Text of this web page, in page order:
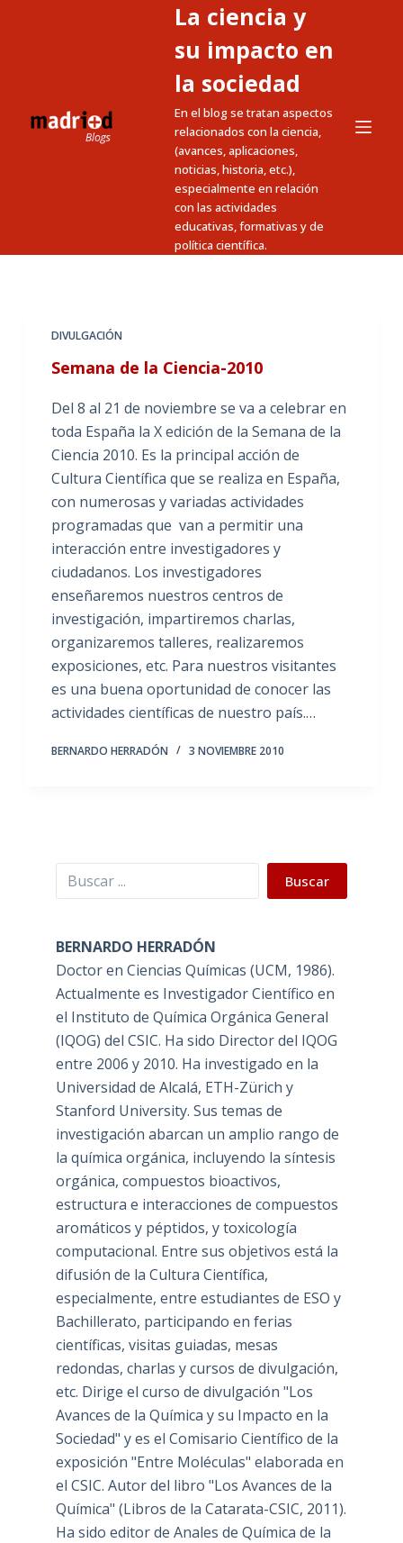
n
La ciencia y
su impacto en
la sociedad
En el blog se tratan aspectos
relacionados con la ciencia,
(avances, aplicaciones,
noticias, historia, etc.),
especialmente en relación
con las actividades
educativas, formativas y de
política científica.
DIVULGACIÓN
Semana de la Ciencia-2010
Del 8 al 21 de noviembre se va a celebrar en
toda España la X edición de la Semana de la
Ciencia 2010. Es la principal acción de
Cultura Científica que se realiza en España,
con numerosas y variadas actividades
programadas que van a permitir una
interacción entre investigadores y
ciudadanos. Los investigadores
enseñaremos nuestros centros de
investigación, impartiremos charlas,
organizaremos talleres, realizaremos
exposiciones, etc. Para nuestros visitantes
es una buena oportunidad de conocer las
actividades científicas de nuestro país.…
BERNARDO HERRADÓN 3 NOVIEMBRE 2010
Buscar Buscar
BERNARDO HERRADÓN
Doctor en Ciencias Químicas (UCM, 1986).
Actualmente es Investigador Científico en
el Instituto de Química Orgánica General
(IQOG) del CSIC. Ha sido Director del IQOG
entre 2006 y 2010. Ha investigado en la
Universidad de Alcalá, ETH-Zürich y
Stanford University. Sus temas de
investigación abarcan un amplio rango de
la química orgánica, incluyendo la síntesis
orgánica, compuestos bioactivos,
estructura e interacciones de compuestos
aromáticos y péptidos, y toxicología
computacional. Entre sus objetivos está la
difusión de la Cultura Científica,
especialmente, entre estudiantes de ESO y
Bachillerato, participando en ferias
científicas, visitas guiadas, mesas
redondas, charlas y cursos de divulgación,
etc. Dirige el curso de divulgación "Los
Avances de la Química y su Impacto en la
Sociedad" y es el Comisario Científico de la
exposición "Entre Moléculas" elaborada en
el CSIC. Autor del libro "Los Avances de la
Química" (Libros de la Catarata-CSIC, 2011).
Ha sido editor de Anales de Química de la